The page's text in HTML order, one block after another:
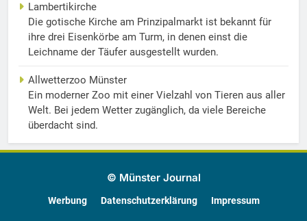
Lambertikirche
Die gotische Kirche am Prinzipalmarkt ist bekannt für
ihre drei Eisenkörbe am Turm, in denen einst die
Leichname der Täufer ausgestellt wurden.
Allwetterzoo Münster
Ein moderner Zoo mit einer Vielzahl von Tieren aus aller
Welt. Bei jedem Wetter zugänglich, da viele Bereiche
überdacht sind.
© Münster Journal
Werbung Datenschutzerklärung Impressum